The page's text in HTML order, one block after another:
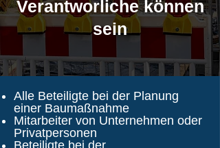
Verantworliche können
sein
Alle Beteiligte bei der Planung
einer Baumaßnahme
Mitarbeiter von Unternehmen oder
Privatpersonen
Beteiligte bei der